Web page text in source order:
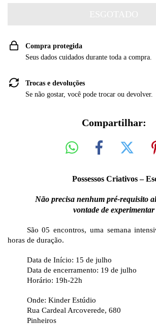
Compra protegida
Seus dados cuidados durante toda a compra.
Trocas e devoluções
Se não gostar, você pode trocar ou devolver.
Compartilhar:
Possessos Criativos –
Não precisa nenhum pré-requisito
vontade de experimentar
São 05 encontros, uma semana
horas de duração.
Data de Início: 15 de julho
Data de encerramento: 19 de julho
Horário: 19h-22h
Onde: Kinder Estúdio
Rua Cardeal Arcoverede, 680
Pinheiros